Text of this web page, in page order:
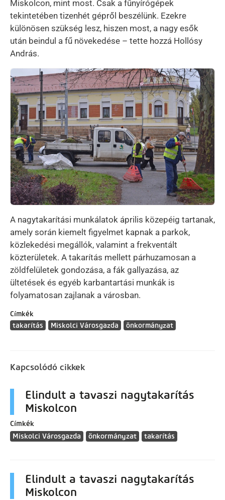
Miskolcon, mint most. Csak a fűnyírógépek
tekintetében tizenhét gépről beszélünk. Ezekre
különösen szükség lesz, hiszen most, a nagy esők
után beindul a fű növekedése – tette hozzá Hollósy
András.
Kép
A nagytakarítási munkálatok április közepéig tartanak,
amely során kiemelt figyelmet kapnak a parkok,
közlekedési megállók, valamint a frekventált
közterületek. A takarítás mellett párhuzamosan a
zöldfelületek gondozása, a fák gallyazása, az
ültetések és egyéb karbantartási munkák is
folyamatosan zajlanak a városban.
Címkék
takarítás
Miskolci Városgazda önkormányzat
Kapcsolódó cikkek
Elindult a tavaszi nagytakarítás
Miskolcon
Címkék
Miskolci Városgazda
önkormányzat takarítás
Elindult a tavaszi nagytakarítás
Miskolcon